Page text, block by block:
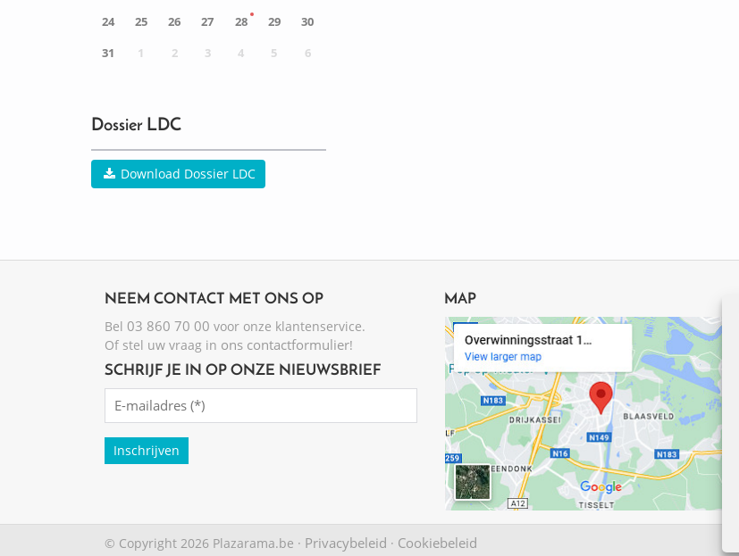
24
25 26 27 28 29
30
31
1 2 3 4 5 6
Dossier LDC
Download Dossier LDC
NEEM CONTACT MET ONS OP
Bel 03 860 70 00 voor onze klantenservice.
Of stel uw vraag in ons contactformulier!
SCHRIJF JE IN OP ONZE NIEUWSBRIEF
Emailadres
MAP
© Copyright 2026 Plazarama.be · Privacybeleid · Cookiebeleid